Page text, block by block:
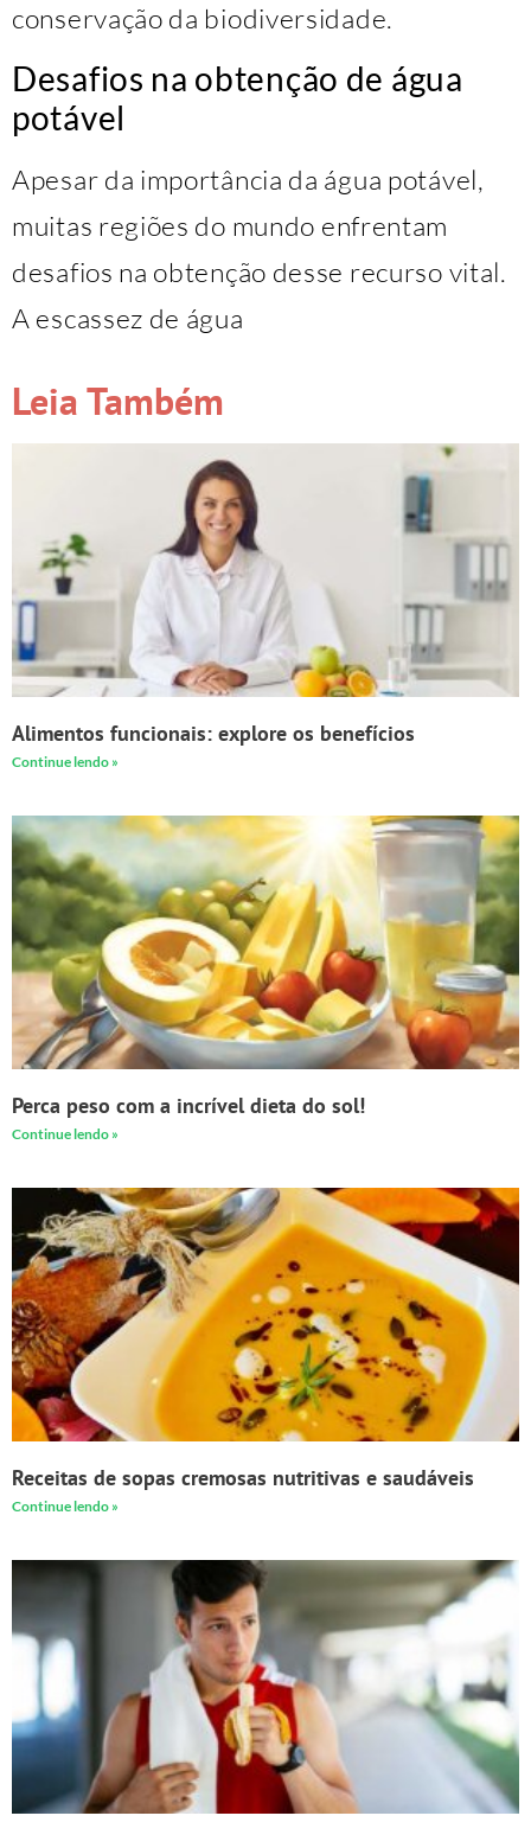
conservação da biodiversidade.
Desafios na obtenção de água
potável
Apesar da importância da água potável,
muitas regiões do mundo enfrentam
desafios na obtenção desse recurso vital.
A escassez de água
Leia Também
Alimentos funcionais: explore os benefícios
Continue lendo »
Perca peso com a incrível dieta do sol!
Continue lendo »
Receitas de sopas cremosas nutritivas e saudáveis
Continue lendo »